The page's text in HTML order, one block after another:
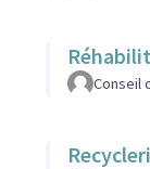
Conseil